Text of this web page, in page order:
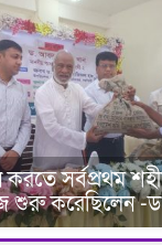
সর্বপ্রথম
শুরু করেছিলেন -